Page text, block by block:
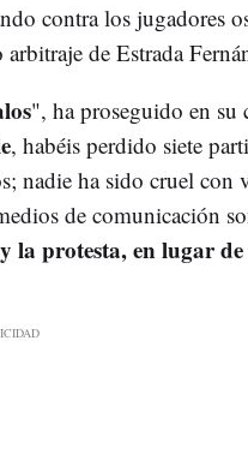
contra los jugadores
de Estrada
", ha proseguido en su
, habéis perdido siete
nadie ha sido cruel con
de comunicación
la protesta, en lugar